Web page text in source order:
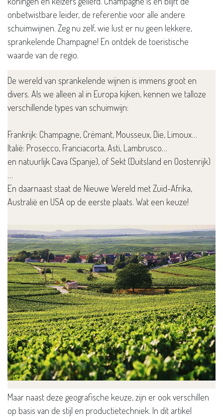
onbetwistbare leider, de referentie voor alle andere
schuimwijnen. Zeg nu zelf, wie lust er nu geen lekkere,
sprankelende Champagne! En ontdek de toeristische
waarde van de regio.
De wereld van sprankelende wijnen is immens groot en
divers. Als we alleen al in Europa kijken, kennen we talloze
verschillende types van schuimwijn:
Frankrijk: Champagne, Crémant, Mousseux, Die, Limoux…
Italië: Prosecco, Franciacorta, Asti, Lambrusco…
en natuurlijk Cava (Spanje), of Sekt (Duitsland en Oostenrijk)
…
En daarnaast staat de Nieuwe Wereld met Zuid-Afrika,
Australië en USA op de eerste plaats. Wat een keuze!
Maar naast deze geografische keuze, zijn er ook verschillen
op basis van de stijl en productietechniek. In dit artikel